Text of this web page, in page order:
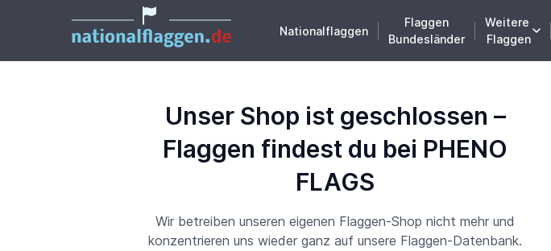
Nationalflaggen
Flaggen
Bundesländer
Weitere
Flaggen
Unser Shop ist geschlossen –
Flaggen findest du bei PHENO
FLAGS
Wir betreiben unseren eigenen Flaggen-Shop nicht mehr und
konzentrieren uns wieder ganz auf unsere Flaggen-Datenbank.